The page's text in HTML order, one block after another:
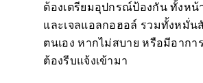
ต้องเตรียมอุปกรณ์ป้องกัน ทั้งหน้
และเจลแอลกอฮอล์ รวมทั้งหมั่น
ตนเอง หากไม่สบาย หรือมีอากา
ต้องรีบแจ้งเข้ามา